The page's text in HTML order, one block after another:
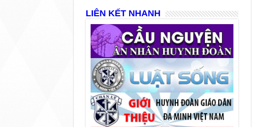
LIÊN KẾT NHANH